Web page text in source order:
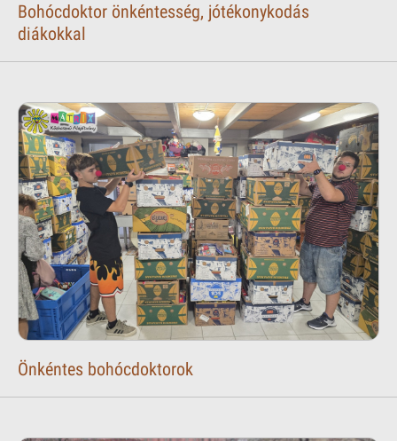
Bohócdoktor önkéntesség, jótékonykodás
diákokkal
Önkéntes bohócdoktorok